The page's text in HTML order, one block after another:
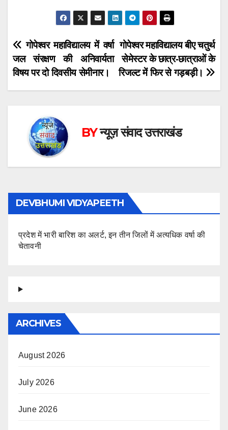
Post
navigation
गोपेश्वर महाविद्यालय बीए चतुर्थ
सेमेस्टर के छात्र-छात्राओं के
रिजल्ट में फिर से गड़बड़ी।
गोपेश्वर महाविद्यालय में वर्षा
जल संरक्षण की अनिवार्यता
विषय पर दो दिवसीय सेमीनार।
BYन्यूज़ संवाद उत्तराखंड
DEVBHUMI VIDYAPEETH
प्रदेश में भारी बारिश का अलर्ट, इन तीन जिलों में अत्यधिक वर्षा की
चेतावनी
ARCHIVES
August 2026
July 2026
June 2026